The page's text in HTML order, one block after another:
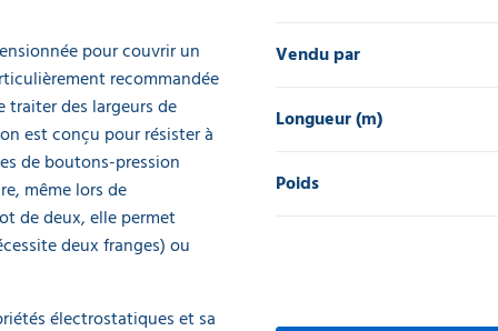
pour couvrir un
recommandée
traiter des largeurs de
est conçu pour résister à
de boutons-pression
même lors de
de deux, elle permet
deux franges) ou
électrostatiques et sa
Vendu par
Longueur (m)
Poids